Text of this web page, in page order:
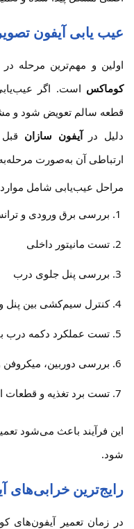
عیب یابی آیفون
اولین و مهم‌ترین مرحله در
کوماکس است. اگر
قطعه سالم تعویض شود و
دلیل درآیفون سازان
ارتباطی آن به‌صورت
مراحل عیب‌یابی شامل
بررسی برق ورودی و
تست مانیتور داخلی
بررسی پنل جلوی درب
کنترل سیم‌کشی بین پنل
تست عملکرد دکمه درب
بررسی دوربین، میکروفن
تست برد تغذیه و قطعات
این فرآیند باعث می‌شود
شود.
رایج‌ترین
در زمان تعمیر آیفون‌های